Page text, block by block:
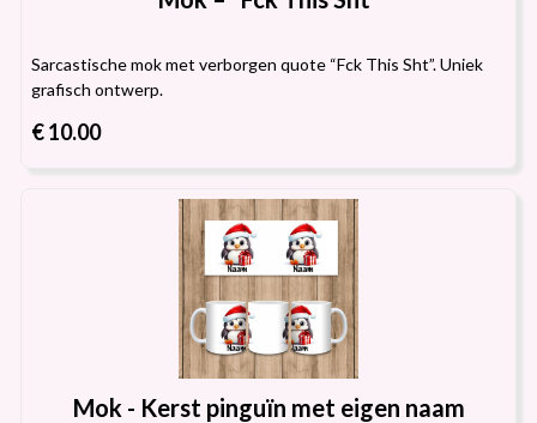
Sarcastische mok met verborgen quote “Fck This Sht”. Uniek
grafisch ontwerp.
€ 10.00
Mok - Kerst pinguïn met eigen naam